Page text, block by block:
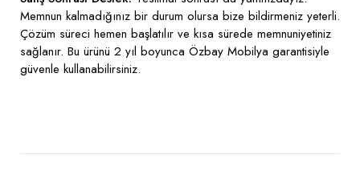
Memnun kalmadığınız bir durum olursa bize bildirmeniz yeterli.
Çözüm süreci hemen başlatılır ve kısa sürede memnuniyetiniz
sağlanır. Bu ürünü 2 yıl boyunca Özbay Mobilya garantisiyle
güvenle kullanabilirsiniz.